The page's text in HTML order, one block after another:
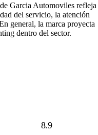
de Garcia Automoviles refleja
del servicio, la atención
general, la marca proyecta
dentro del sector.
8.9